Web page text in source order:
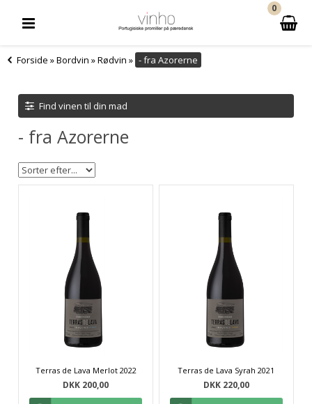
0
Forside »Bordvin »Rødvin » - fra Azorerne
Find vinen til din mad
- fra Azorerne
Terras de Lava Merlot 2022
DKK 200,00
Terras de Lava Syrah 2021
DKK 220,00